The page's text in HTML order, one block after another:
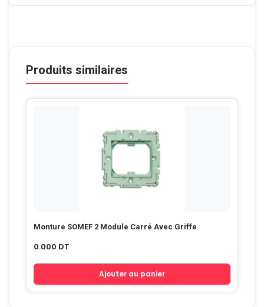
Produits similaires
Monture SOMEF 2 Module Carré Avec Griffe
0.000 DT
Ajouter au panier